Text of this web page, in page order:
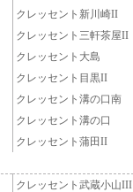
クレッセント新川崎II
クレッセント三軒茶屋II
クレッセント大島
クレッセント目黒II
クレッセント溝の口南
クレッセント溝の口
クレッセント蒲田II
クレッセント武蔵小山III